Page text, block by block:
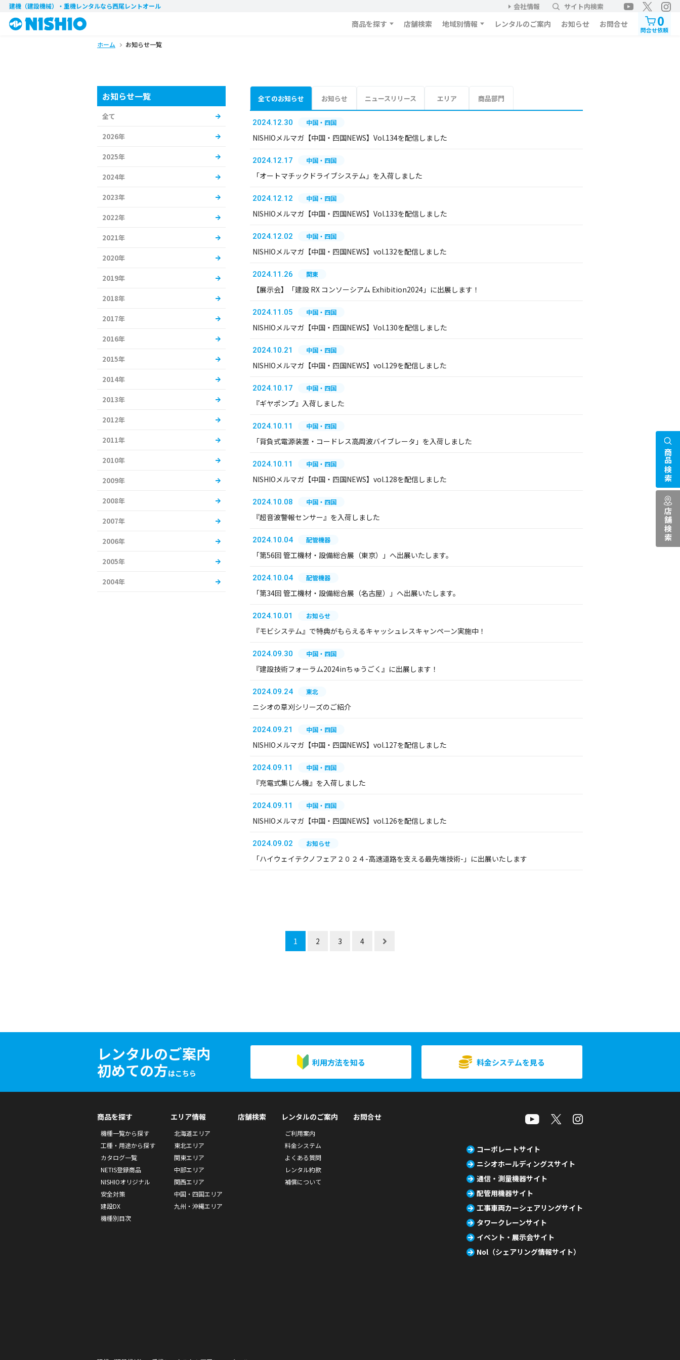
建機（建設機械）・重機レンタルなら西尾レントオール 会社情報 サイト内検索
商品を探す 店舗検索 地域別情報 レンタルのご案内 お知らせ お問合せ 0
問合せ依頼
ホーム お知らせ一覧
全てのお知らせ お知らせ ニュースリリース エリア 商品部門
2024.12.30 中国・四国
NISHIOメルマガ【中国・四国NEWS】Vol.134を配信しました
2024.12.17 中国・四国
「オートマチックドライブシステム」を入荷しました
2024.12.12 中国・四国
NISHIOメルマガ【中国・四国NEWS】Vol.133を配信しました
2024.12.02 中国・四国
NISHIOメルマガ【中国・四国NEWS】vol.132を配信しました
2024.11.26 関東
【展示会】「建設 RX コンソーシアム Exhibition2024」に出展します！
2024.11.05 中国・四国
NISHIOメルマガ【中国・四国NEWS】Vol.130を配信しました
2024.10.21 中国・四国
NISHIOメルマガ【中国・四国NEWS】vol.129を配信しました
2024.10.17 中国・四国
『ギヤポンプ』入荷しました
2024.10.11 中国・四国
「背負式電源装置・コードレス高周波バイブレータ」を入荷しました
2024.10.11 中国・四国
NISHIOメルマガ【中国・四国NEWS】vol.128を配信しました
2024.10.08 中国・四国
『超音波警報センサー』を入荷しました
2024.10.04 配管機器
「第56回 管工機材・設備総合展（東京）」へ出展いたします。
2024.10.04 配管機器
「第34回 管工機材・設備総合展（名古屋）」へ出展いたします。
2024.10.01 お知らせ
『モビシステム』で特典がもらえるキャッシュレスキャンペーン実施中！
2024.09.30 中国・四国
『建設技術フォーラム2024inちゅうごく』に出展します！
2024.09.24 東北
ニシオの草刈シリーズのご紹介
2024.09.21 中国・四国
NISHIOメルマガ【中国・四国NEWS】vol.127を配信しました
2024.09.11 中国・四国
『充電式集じん機』を入荷しました
2024.09.11 中国・四国
NISHIOメルマガ【中国・四国NEWS】vol.126を配信しました
2024.09.02 お知らせ
「ハイウェイテクノフェア２０２４-高速道路を支える最先端技術-」に出展いたします
1 2 3 4
お知らせ一覧
全て
2026年
2025年
2024年
2023年
2022年
2021年
2020年
2019年
2018年
2017年
2016年
2015年
2014年
2013年
2012年
2011年
2010年
2009年
2008年
2007年
2006年
2005年
2004年
レンタルのご案内
初めての方はこちら
利用方法を知る 料金システムを見る
商品検索
店舗検索
商品を探す
機種一覧から探す
工種・用途から探す
カタログ一覧
NETIS登録商品
NISHIOオリジナル
安全対策
建設DX
機種別目次
エリア情報
北海道エリア
東北エリア
関東エリア
中部エリア
関西エリア
中国・四国エリア
九州・沖縄エリア
店舗検索 レンタルのご案内
ご利用案内
料金システム
よくある質問
レンタル約款
補償について
お問合せ
コーポレートサイト
ニシオホールディングスサイト
通信・測量機器サイト
配管用機器サイト
工事車両カーシェアリングサイト
タワークレーンサイト
イベント・展示会サイト
Nol（シェアリング情報サイト）